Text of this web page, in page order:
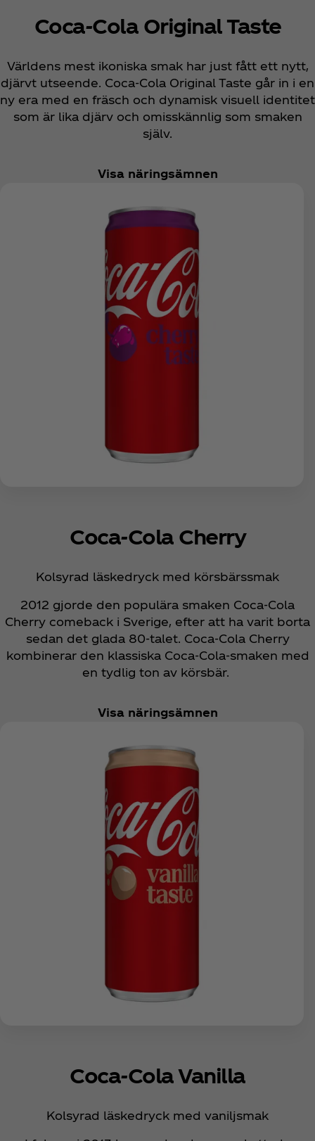
Coca‑Cola Original Taste
Världens mest ikoniska smak har just fått ett nytt,
djärvt utseende. Coca‑Cola Original Taste går in i en
ny era med en fräsch och dynamisk visuell identitet
som är lika djärv och omisskännlig som smaken
själv.
Visa näringsämnen
Coca‑Cola Cherry
Kolsyrad läskedryck med körsbärssmak
2012 gjorde den populära smaken Coca‑Cola
Cherry comeback i Sverige, efter att ha varit borta
sedan det glada 80‑talet. Coca‑Cola Cherry
kombinerar den klassiska Coca‑Cola‑smaken med
en tydlig ton av körsbär.
Visa näringsämnen
Coca‑Cola Vanilla
Kolsyrad läskedryck med vaniljsmak